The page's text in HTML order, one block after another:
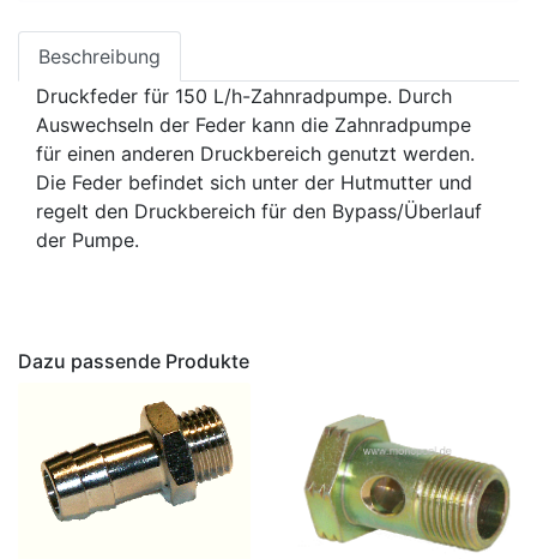
Beschreibung
Druckfeder für 150 L/h-Zahnradpumpe. Durch
Auswechseln der Feder kann die Zahnradpumpe
für einen anderen Druckbereich genutzt werden.
Die Feder befindet sich unter der Hutmutter und
regelt den Druckbereich für den Bypass/Überlauf
der Pumpe.
Dazu passende Produkte